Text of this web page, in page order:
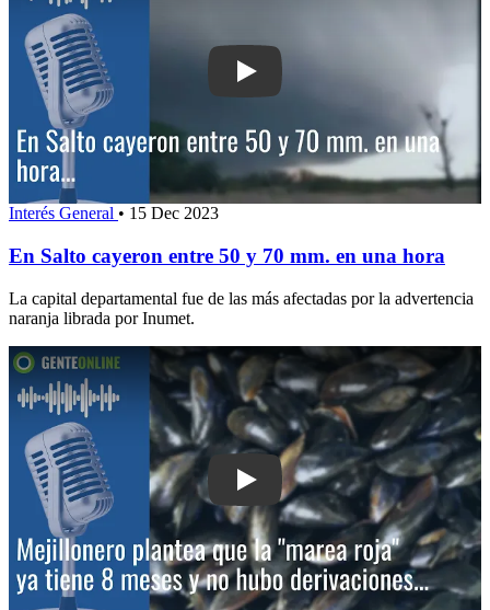
Play: En Salto cayeron entre 50 y 70
Interés General • 15 Dec 2023
En Salto cayeron entre 50 y 70 mm. en una hora
La capital departamental fue de las más afectadas por la advertencia
naranja librada por Inumet.
Play: Mejillonero plantea que la